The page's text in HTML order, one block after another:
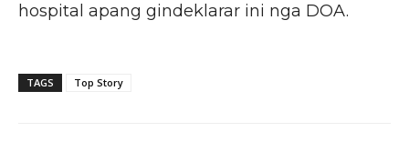
hospital apang gindeklarar ini nga DOA.
TAGS Top Story